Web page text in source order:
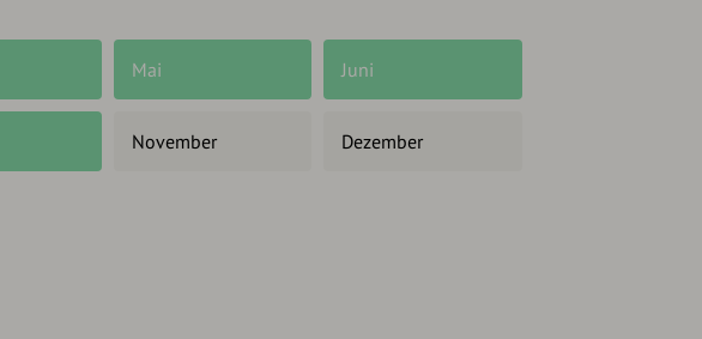
Mai Juni
November Dezember